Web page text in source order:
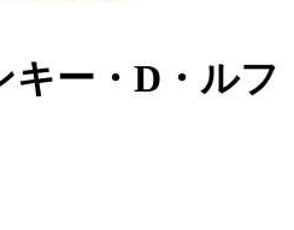
キー・D・ルフ